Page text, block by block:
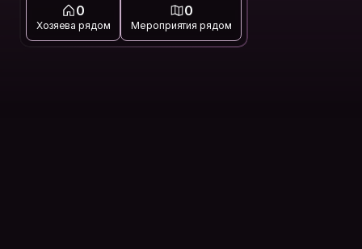
0
Хозяева рядом
0
Мероприятия рядом